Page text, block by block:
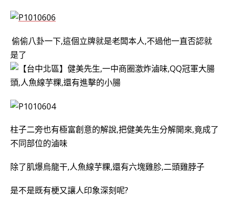
偷偷八卦一下,這個立牌就是老闆本人,不過他一直否認就
是了
柱子二旁也有極富創意的解說,把健美先生分解開來,竟成了
不同部位的滷味
除了肌爆烏龍干,人魚線芋粿,還有六塊雞胗,二頭雞脖子
是不是既有梗又讓人印象深刻呢?